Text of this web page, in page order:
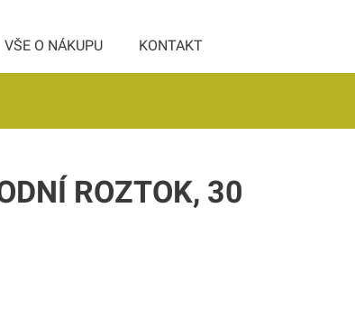
VŠE O NÁKUPU KONTAKT
ROZTOK, 30